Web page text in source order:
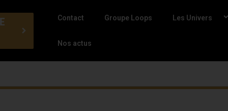
Contact Groupe Loops Les Univers
Nos actus